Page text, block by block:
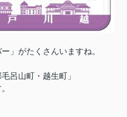
」がたくさんいますね。
呂山町・越生町」